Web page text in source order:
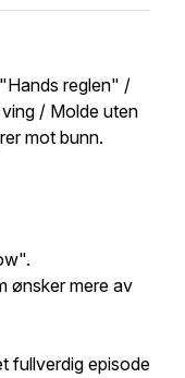
reglen" /
/ Molde uten
mot bunn.
ønsker mere av
fullverdig episode